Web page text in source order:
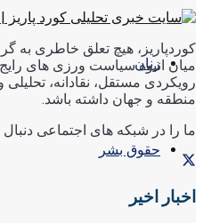
زنان
حقوق بشر
کوردپاریز، هیچ تعلق خاطری به
میان انبوه سیاست ورزی های
رویکردی مستقل، نقادانه، تحلیلی
منطقه و جهان داشته باشد.
ما را در شبکه های اجتماعی دنبال
اخبار اخیر